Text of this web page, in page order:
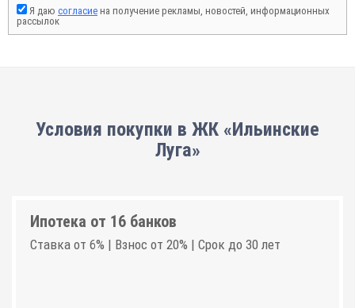
Я даю согласие на получение рекламы, новостей, информационных
рассылок
Условия покупки в ЖК «Ильинские
Луга»
Ипотека от 16 банков
Ставка от 6% | Взнос от 20% | Срок до 30 лет